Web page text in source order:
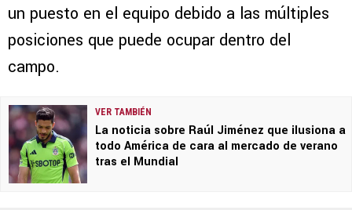
un puesto en el equipo debido a las múltiples
posiciones que puede ocupar dentro del
campo.
VER TAMBIÉN
La noticia sobre Raúl Jiménez que ilusiona a
todo América de cara al mercado de verano
tras el Mundial